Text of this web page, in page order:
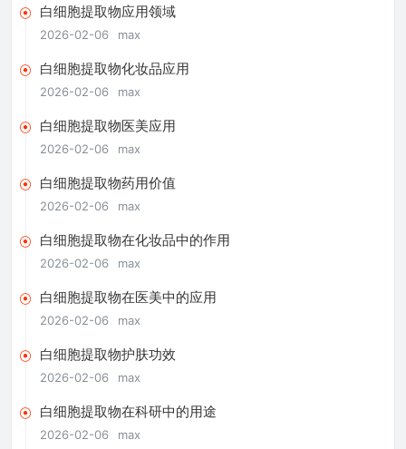
白细胞提取物应用领域
2026-02-06 max
白细胞提取物化妆品应用
2026-02-06 max
白细胞提取物医美应用
2026-02-06 max
白细胞提取物药用价值
2026-02-06 max
白细胞提取物在化妆品中的作用
2026-02-06 max
白细胞提取物在医美中的应用
2026-02-06 max
白细胞提取物护肤功效
2026-02-06 max
白细胞提取物在科研中的用途
2026-02-06 max